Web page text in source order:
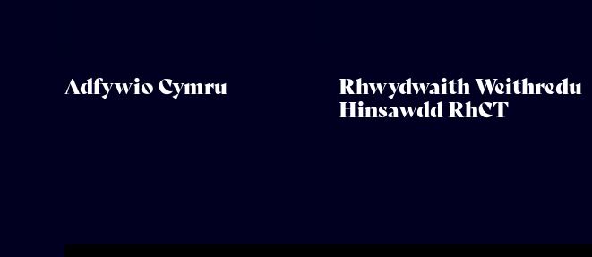
Adfywio Cymru
Rhwydwaith Weithredu
Hinsawdd RhCT